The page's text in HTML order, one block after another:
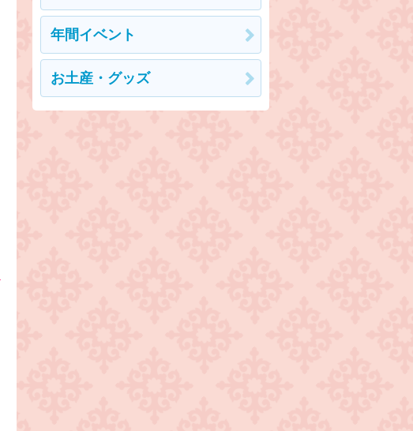
年間イベント
お土産・グッズ